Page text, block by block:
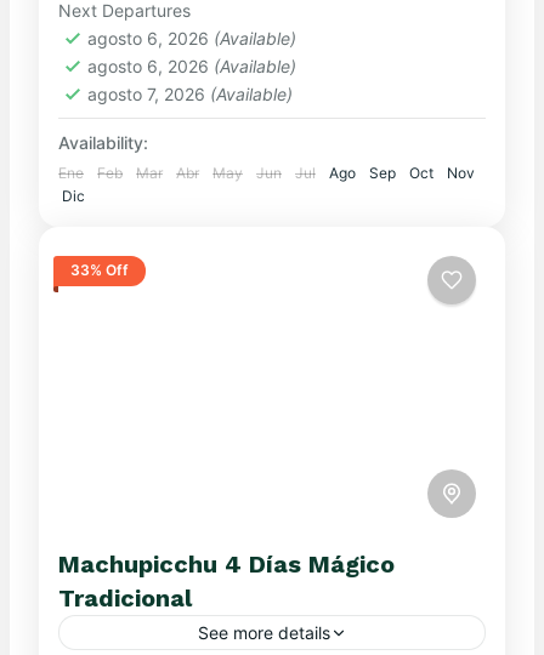
Easy
Next Departures
agosto 6, 2026 (Available)
agosto 6, 2026 (Available)
agosto 7, 2026 (Available)
Availability:
Ene Feb Mar Abr May Jun Jul Ago Sep Oct
Nov
Dic
33% Off
Machupicchu 4 Días Mágico
Tradicional
See more details